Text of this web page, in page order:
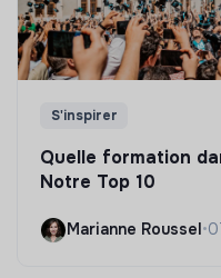
S'inspirer
Quelle formation
Notre Top 10
Marianne Roussel •